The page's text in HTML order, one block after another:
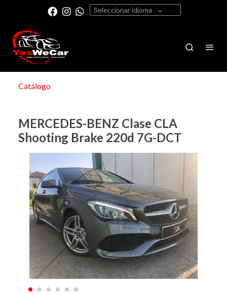
Seleccionar idioma
Catálogo
MERCEDES-BENZ Clase CLA
Shooting Brake 220d 7G-DCT